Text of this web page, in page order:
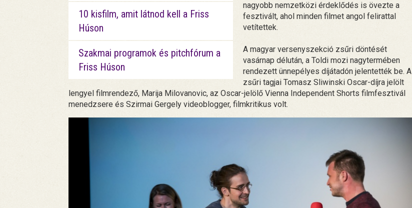
10 kisfilm, amit látnod kell a Friss
Húson
Szakmai programok és pitchfórum a
Friss Húson
nagyobb nemzetközi érdeklődés is övezte a
fesztivált, ahol minden filmet angol felirattal
vetítettek.
A magyar versenyszekció zsűri döntését
vasárnap délután, a Toldi mozi nagytermében
rendezett ünnepélyes díjátadón jelentették be. A
zsűri tagjai Tomasz Sliwinski Oscar-díjra jelölt
lengyel filmrendező, Marija Milovanovic, az Oscar-jelölő Vienna Independent Shorts filmfesztivál
menedzsere és Szirmai Gergely videoblogger, filmkritikus volt.